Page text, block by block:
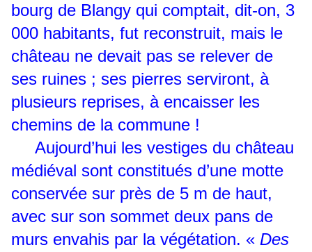
bourg de Blangy qui comptait, dit-on, 3
000 habitants, fut reconstruit, mais le
château ne devait pas se relever de
ses ruines ; ses pierres serviront, à
plusieurs reprises, à encaisser les
chemins de la commune !
Aujourd’hui les vestiges du château
médiéval sont constitués d’une motte
conservée sur près de 5 m de haut,
avec sur son sommet deux pans de
murs envahis par la végétation. « Des